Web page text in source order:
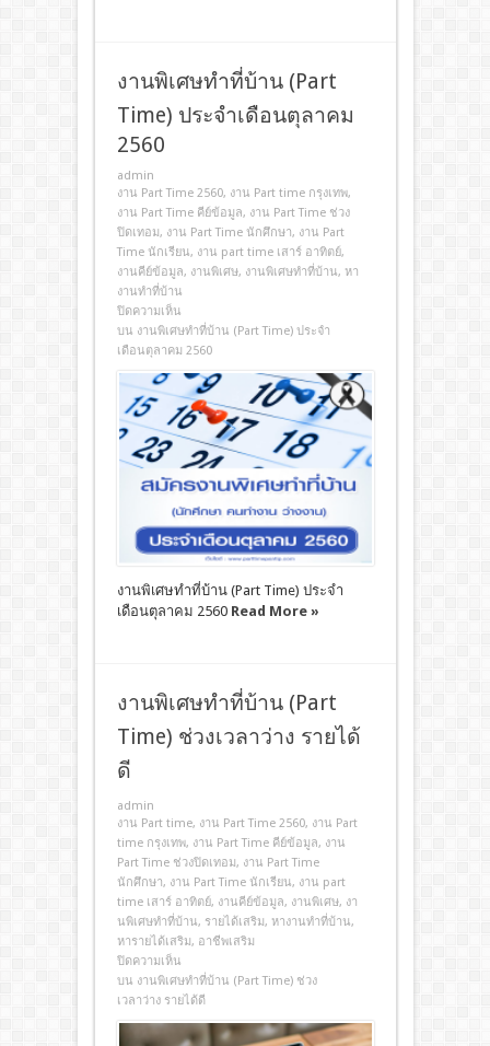
งานพิเศษทําที่บ้าน (Part
Time) ประจำเดือนตุลาคม
2560
admin
งาน Part Time 2560, งาน Part time กรุงเทพ,
งาน Part Time คีย์ข้อมูล, งาน Part Time ช่วง
ปิดเทอม, งาน Part Time นักศึกษา, งาน Part
Time นักเรียน, งาน part time เสาร์ อาทิตย์,
งานคีย์ข้อมูล, งานพิเศษ, งานพิเศษทําที่บ้าน, หา
งานทําที่บ้าน
ปิดความเห็น
บน งานพิเศษทําที่บ้าน (Part Time) ประจำ
เดือนตุลาคม 2560
งานพิเศษทําที่บ้าน (Part Time) ประจำ
เดือนตุลาคม 2560 Read More »
งานพิเศษทําที่บ้าน (Part
Time) ช่วงเวลาว่าง รายได้
ดี
admin
งาน Part time, งาน Part Time 2560, งาน Part
time กรุงเทพ, งาน Part Time คีย์ข้อมูล, งาน
Part Time ช่วงปิดเทอม, งาน Part Time
นักศึกษา, งาน Part Time นักเรียน, งาน part
time เสาร์ อาทิตย์, งานคีย์ข้อมูล, งานพิเศษ, งา
นพิเศษทําที่บ้าน, รายได้เสริม, หางานทําที่บ้าน,
หารายได้เสริม, อาชีพเสริม
ปิดความเห็น
บน งานพิเศษทําที่บ้าน (Part Time) ช่วง
เวลาว่าง รายได้ดี